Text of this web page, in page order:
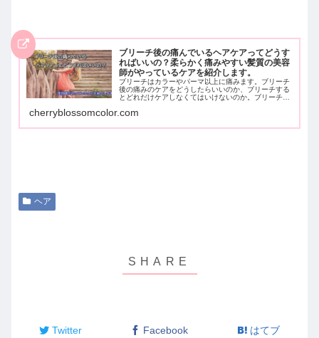
ブリーチ後の痛んでいるヘアケアってどうす
ればいいの？柔らかく痛みやすい髪質の美容
師がやっているケアを紹介します。
ブリーチはカラーやパーマ以上に痛みます。ブリーチ
後の痛みのケアをどうしたらいいのか、ブリーチする
とどれだけケアしなくてはいけないのか。ブリーチを
ています。艶があり、サラサラな透明感のあるヘアを
cherryblossomcolor.com
ヘア
Twitter Facebook はてブ